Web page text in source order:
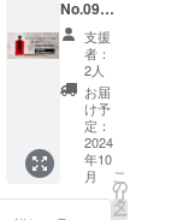
梅酒の
品質を
損なわ
ないた
めに、
15℃以
下の冷
暗所で
保管し
てくだ
さい。
保管し
てくだ
さい。
●お酒は
20歳を
こえて
から。
●妊娠
中・授
乳中は
飲酒を
類・氷
砂糖 ・
アル
コール
分
17％ ・
内容
量
200ml×
3 ●原材
料由来
MIYAYO
SHI
No.03
200ml
１本
2.
贈答用
化粧箱
3.
贈答用
自の酸
味。市
場に出
回りに
くい露
茜100％
の赤い
梅「露
茜」の
産いた
しま
す。着
色料な
ど何も
使わな
い天然
由来の
透き
通った
がある
希少
種”露
茜”で漬
け込ん
「MIYA
YOSHI
」。今
回、ご
支援い
ル 露
茜
100％
・原材
料 和
歌山有
田産
「露
茜」・
焼酎甲
類・氷
No.09
large
bottle
ふんだ
んに
使った
氷砂糖
と露茜
の酸味
がまじ
わった
支援
者：
2人
お届
け予
定：
2024
年10
月
こ
の
リ
タ
ー